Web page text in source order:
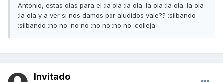
Antonio, estas olas para el :la ola :la ola :la ola :la ola :la ola
:la ola y a ver si nos damos por aludidos vale?? :silbando
:silbando :no no :no no :no no :no no :colleja
Invitado